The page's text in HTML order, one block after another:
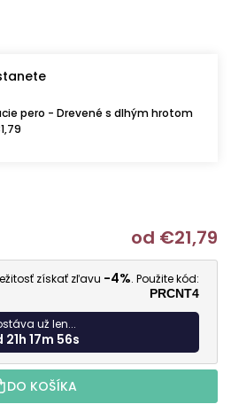
pero - Drevené s dlhým hrotom
od €21,79
získať zľavu -4%. Použite kód:
PRCNT4
už len...
21h 17m 54s
DO KOŠÍKA